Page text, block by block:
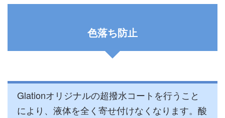
色落ち防止
Glationオリジナルの超撥水コートを行うこと
により、液体を全く寄せ付けなくなります。酸